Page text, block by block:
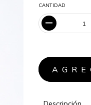
CANTIDAD